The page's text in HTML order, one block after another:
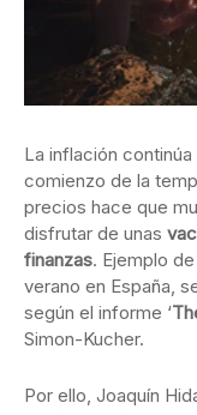
La inflación
comienzo de la
precios hace que
disfrutar de unas
finanzas. Ejemplo
verano en España,
según el informe ‘
Simon-Kucher.
Por ello, Joaquín